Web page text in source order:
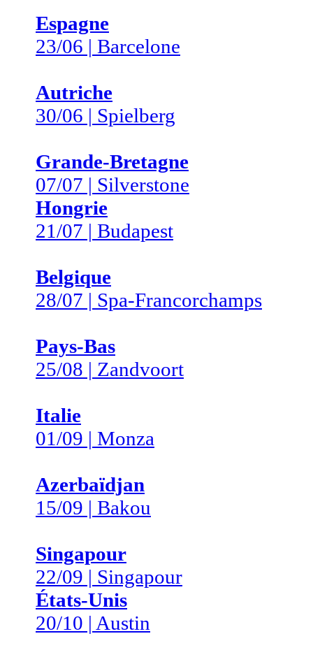
Espagne
23/06 | Barcelone
Autriche
30/06 | Spielberg
Grande-Bretagne
07/07 | Silverstone
Hongrie
21/07 | Budapest
Belgique
28/07 | Spa-Francorchamps
Pays-Bas
25/08 | Zandvoort
Italie
01/09 | Monza
Azerbaïdjan
15/09 | Bakou
Singapour
22/09 | Singapour
États-Unis
20/10 | Austin